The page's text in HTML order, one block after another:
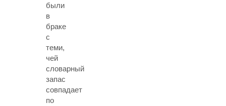
были
в
браке
с
теми,
чей
словарный
запас
совпадает
по